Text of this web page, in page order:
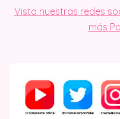
Vista nuestras redes
más